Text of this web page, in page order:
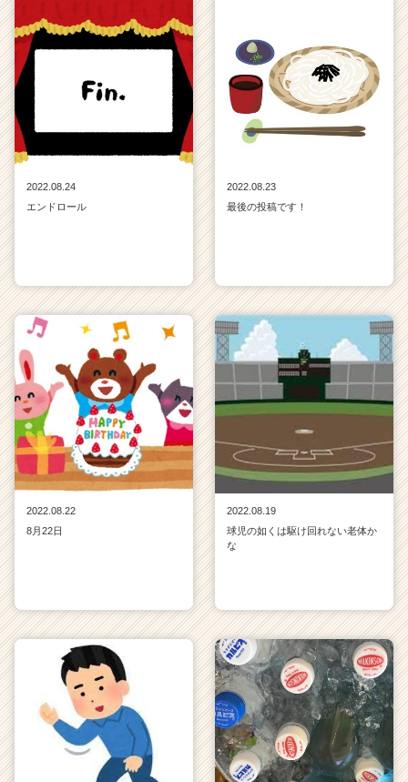
2022.08.24
エンドロール
2022.08.23
最後の投稿です！
2022.08.22
8月22日
2022.08.19
球児の如くは駆け回れない老体か
な